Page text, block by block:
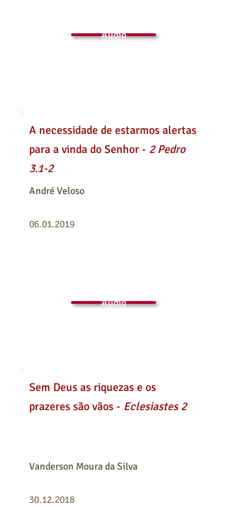
Áudio
A necessidade de estarmos alertas
para a vinda do Senhor - 2 Pedro
3.1-2
André Veloso
06.01.2019
Áudio
Sem Deus as riquezas e os
prazeres são vãos - Eclesiastes 2
Vanderson Moura da Silva
30.12.2018